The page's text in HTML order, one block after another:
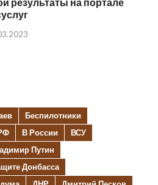
результаты на портале
Беспилотники
В России
ВСУ
Путин
Донбасса